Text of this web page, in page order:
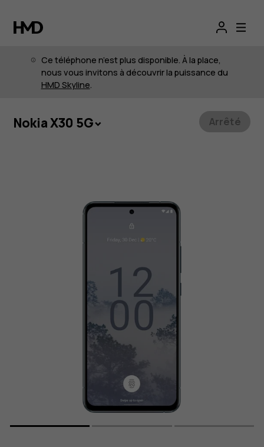
Smartphone
Nokia X30 5G
durable
avec
Ce téléphone n’est plus disponible. À la place,
nous vous invitons à découvrir la puissance du
HMD Skyline
Nokia X30 5G Arrêté